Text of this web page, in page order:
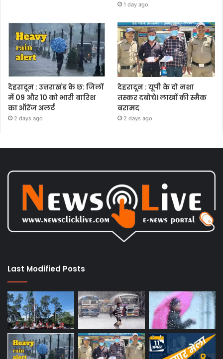
1 day ago
देहरादून : उत्तराखंड के छ: जिलों
में 09 और 10 को भारी बारिश
का ऑरेंज अलर्ट
2 days ago
देहरादून : यूपी के दो नशा
तस्कर दबोचे। लाखों की स्मैक
बरामद
2 days ago
Last Modified Posts